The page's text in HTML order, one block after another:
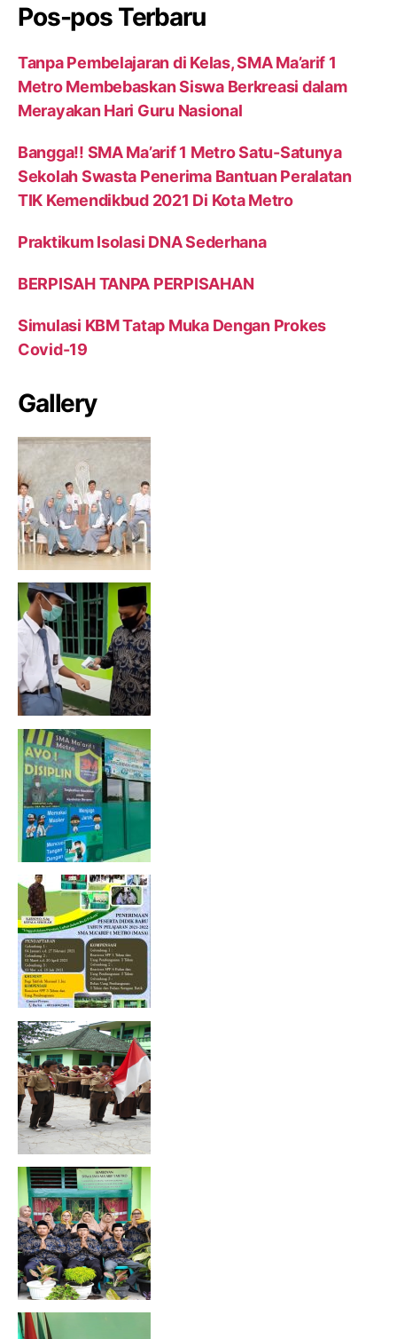
Pos-pos Terbaru
Tanpa Pembelajaran di Kelas, SMA Ma’arif 1
Metro Membebaskan Siswa Berkreasi dalam
Merayakan Hari Guru Nasional
Bangga!! SMA Ma’arif 1 Metro Satu-Satunya
Sekolah Swasta Penerima Bantuan Peralatan
TIK Kemendikbud 2021 Di Kota Metro
Praktikum Isolasi DNA Sederhana
BERPISAH TANPA PERPISAHAN
Simulasi KBM Tatap Muka Dengan Prokes
Covid-19
Gallery